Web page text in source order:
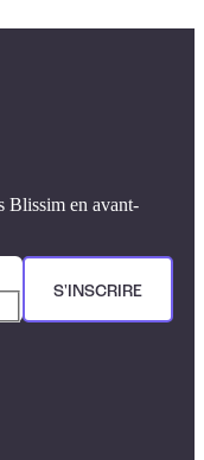
Blissim en avant-
S'INSCRIRE